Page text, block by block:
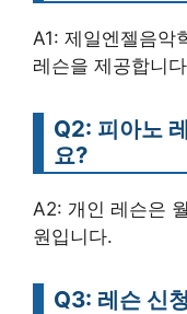
A1: 제일엔젤음악
레슨을 제공합니
Q2: 피아노
요?
A2: 개인 레슨은
원입니다.
Q3: 레슨 신